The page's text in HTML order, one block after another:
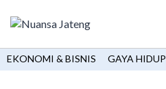
EKONOMI & BISNIS GAYA HIDUP